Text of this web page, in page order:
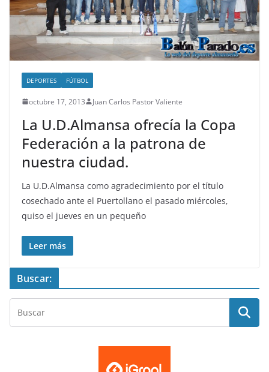
DEPORTES FÚTBOL
octubre 17, 2013 Juan Carlos Pastor Valiente
La U.D.Almansa ofrecía la Copa
Federación a la patrona de
nuestra ciudad.
La U.D.Almansa como agradecimiento por el título
cosechado ante el Puertollano el pasado miércoles,
quiso el jueves en un pequeño
Leer más
Buscar: